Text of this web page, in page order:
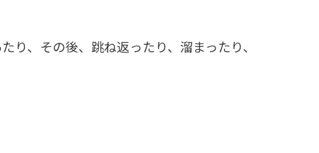
、その後、跳ね返ったり、溜まったり、